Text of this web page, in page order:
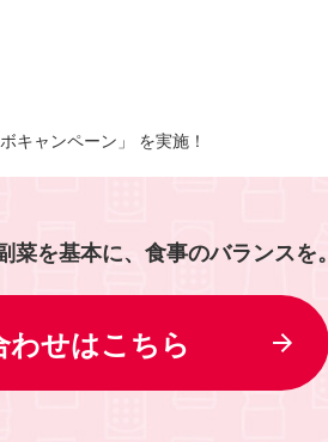
キャンペーン」 を実施！
を基本に、食事のバランスを。
わせはこちら